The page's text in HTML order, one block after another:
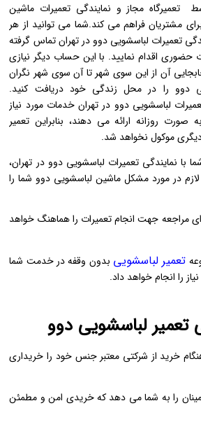
تعمیرگاه مجاز و نمایندگی تعمیرات ماشین
مشتریان فراهم می کند.شما می توانید از هر
تعمیرات لباسشویی دوو در تهران تماس گرفته
اقدام نمایید. با این حساب دیگر نیازی
آن از این سوی شهر تا آن سوی شهر نگران
دوو را در محل زندگی خود دریافت کنید.
لباسشویی دوو در تهران خدمات مورد نیاز
روزانه ارائه می دهند، بنابراین تعمیر
موکول نخواهد شد.
با نمایندگی تعمیرات لباسشویی دوو در تهران،
در مورد مشکل ماشین لباسشویی دوو شما را
مراجعه جهت انجام تعمیرات را هماهنگ خواهد
تعمیر لباسشویی بدون وقفه در خدمت شما
را انجام خواهد داد.
تعمیر لباسشویی دوو
خرید از شرکتی معتبر جنس خود را خریداری
را به شما می دهد که خریدی امن و مطمئن